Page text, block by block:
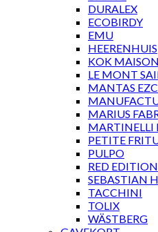
DURALEX
ECOBIRDY
EMU
HEERENHUIS
KOK MAISON
LE MONT
MANTAS
MARIUS
MARTINELLI
PETITE
PULPO
RED EDITION
SEBASTIAN
TACCHINI
TOLIX
WÄSTBERG